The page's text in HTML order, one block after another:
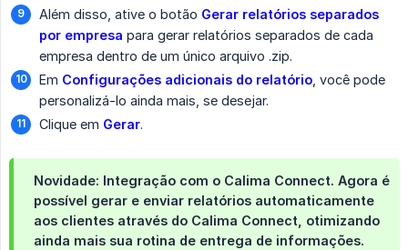
Além disso, ative o botão Gerar relatórios separados
por empresa para gerar relatórios separados de cada
empresa dentro de um único arquivo .zip.
Em Configurações adicionais do relatório , você pode
personalizá-lo ainda mais, se desejar.
Clique em Gerar.
Novidade: Integração com o Calima Connect. Agora é
possível gerar e enviar relatórios automaticamente
aos clientes através do Calima Connect , otimizando
ainda mais sua rotina de entrega de informações.